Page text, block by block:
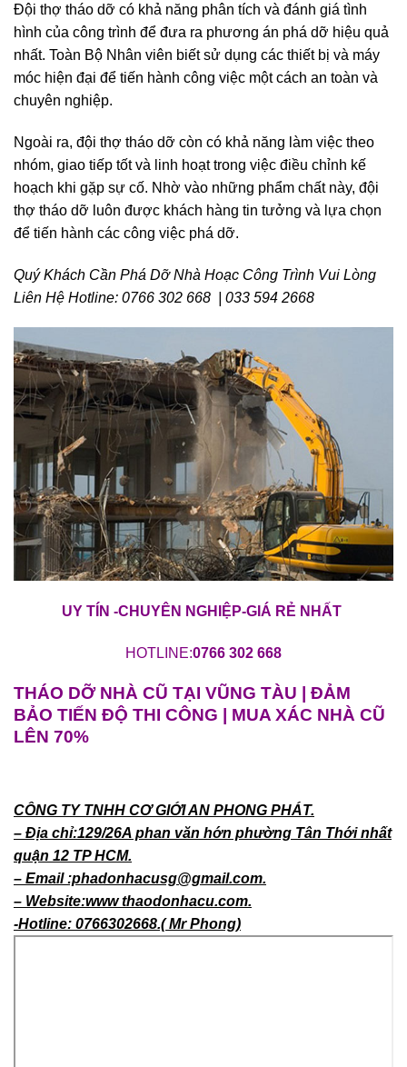
Đội thợ tháo dỡ có khả năng phân tích và đánh giá tình
hình của công trình để đưa ra phương án phá dỡ hiệu quả
nhất. Toàn Bộ Nhân viên biết sử dụng các thiết bị và máy
móc hiện đại để tiến hành công việc một cách an toàn và
chuyên nghiệp.
Ngoài ra, đội thợ tháo dỡ còn có khả năng làm việc theo
nhóm, giao tiếp tốt và linh hoạt trong việc điều chỉnh kế
hoạch khi gặp sự cố. Nhờ vào những phẩm chất này, đội
thợ tháo dỡ luôn được khách hàng tin tưởng và lựa chọn
để tiến hành các công việc phá dỡ.
Quý Khách Cần Phá Dỡ Nhà Hoạc Công Trình Vui Lòng
Liên Hệ Hotline: 0766 302 668 | 033 594 2668
UY TÍN -CHUYÊN NGHIỆP-GIÁ RẺ NHẤT
HOTLINE:0766 302 668
THÁO DỠ NHÀ CŨ TẠI VŨNG TÀU | ĐẢM
BẢO TIẾN ĐỘ THI CÔNG | MUA XÁC NHÀ CŨ
LÊN 70%
CÔNG TY TNHH CƠ GIỚI AN PHONG PHÁT.
– Địa chỉ:129/26A phan văn hớn phường Tân Thới nhất
quận 12 TP HCM.
– Email :phadonhacusg@gmail.com.
– Website:www thaodonhacu.com.
-Hotline: 0766302668.( Mr Phong)